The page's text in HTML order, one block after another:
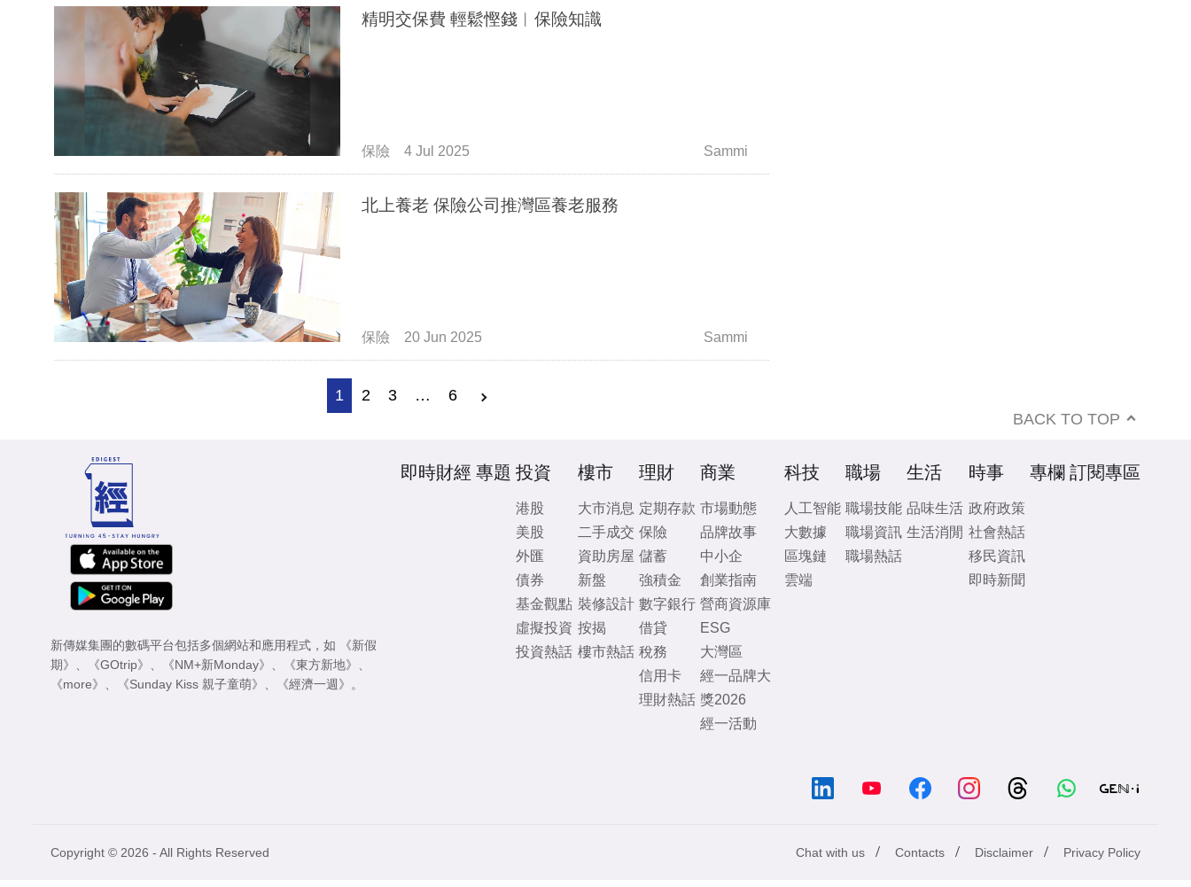
精明交保費 輕鬆慳錢︳保險知識
保險 4 Jul 2025 Sammi
北上養老 保險公司推灣區養老服務
保險 20 Jun 2025 Sammi
1 2 3 … 6
BACK TO TOP
新傳媒集團的數碼平台包括多個網站和應用程式，如
《新假
期》
《GOtrip》 《NM+新Monday》 《東方新地》
《more》
《Sunday Kiss 親子童萌》 《經濟一週》 。
即時財經 專題 投資
港股
美股
外匯
債券
基金觀點
虛擬投資
投資熱話
樓市
大市消息
二手成交
資助房屋
新盤
裝修設計
按揭
樓市熱話
理財
定期存款
保險
儲蓄
強積金
數字銀行
借貸
稅務
信用卡
理財熱話
商業
市場動態
品牌故事
中小企
創業指南
營商資源庫
ESG
大灣區
經一品牌大
獎2026
經一活動
科技
人工智能
大數據
區塊鏈
雲端
職場
職場技能
職場資訊
職場熱話
生活
品味生活
生活消閒
時事
政府政策
社會熱話
移民資訊
即時新聞
專欄 訂閱專區
Chat with us / Contacts / Disclaimer / Privacy Policy
Copyright © 2026 - All Rights Reserved